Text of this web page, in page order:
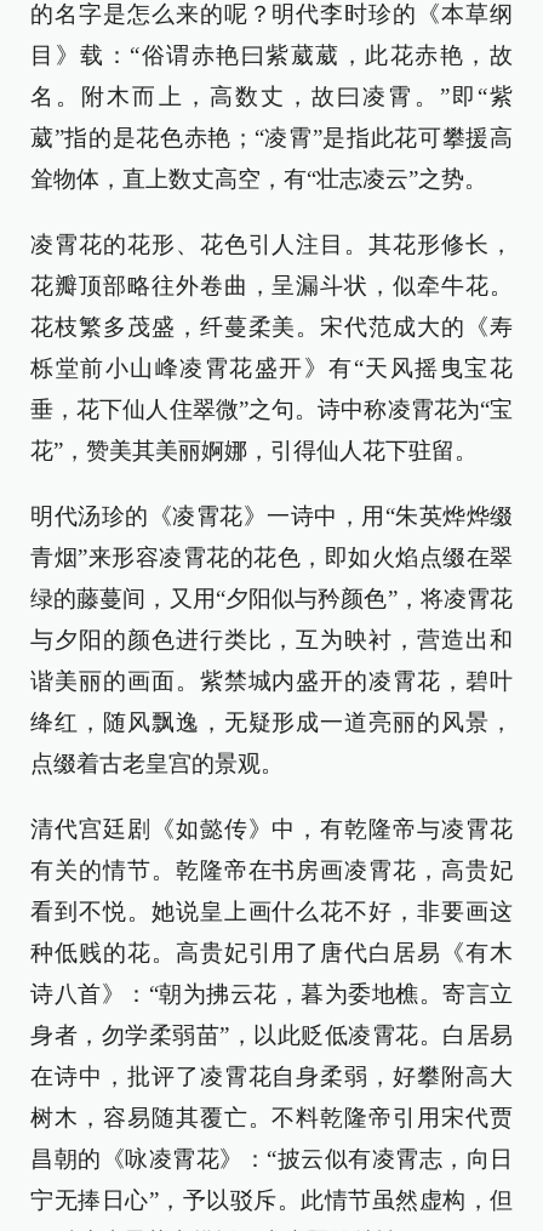
的名字是怎么来的呢？明代李时珍的《本草纲
目》载：“俗谓赤艳曰紫葳葳，此花赤艳，故
名。附木而上，高数丈，故曰凌霄。”即“紫
葳”指的是花色赤艳；“凌霄”是指此花可攀援高
耸物体，直上数丈高空，有“壮志凌云”之势。
凌霄花的花形、花色引人注目。其花形修长，
花瓣顶部略往外卷曲，呈漏斗状，似牵牛花。
花枝繁多茂盛，纤蔓柔美。宋代范成大的《寿
栎堂前小山峰凌霄花盛开》有“天风摇曳宝花
垂，花下仙人住翠微”之句。诗中称凌霄花为“宝
花”，赞美其美丽婀娜，引得仙人花下驻留。
明代汤珍的《凌霄花》一诗中，用“朱英烨烨缀
青烟”来形容凌霄花的花色，即如火焰点缀在翠
绿的藤蔓间，又用“夕阳似与矜颜色”，将凌霄花
与夕阳的颜色进行类比，互为映衬，营造出和
谐美丽的画面。紫禁城内盛开的凌霄花，碧叶
绛红，随风飘逸，无疑形成一道亮丽的风景，
点缀着古老皇宫的景观。
清代宫廷剧《如懿传》中，有乾隆帝与凌霄花
有关的情节。乾隆帝在书房画凌霄花，高贵妃
看到不悦。她说皇上画什么花不好，非要画这
种低贱的花。高贵妃引用了唐代白居易《有木
诗八首》：“朝为拂云花，暮为委地樵。寄言立
身者，勿学柔弱苗”，以此贬低凌霄花。白居易
在诗中，批评了凌霄花自身柔弱，好攀附高大
树木，容易随其覆亡。不料乾隆帝引用宋代贾
昌朝的《咏凌霄花》：“披云似有凌霄志，向日
宁无捧日心”，予以驳斥。此情节虽然虚构，但